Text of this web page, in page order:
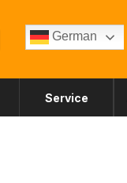
German
Service